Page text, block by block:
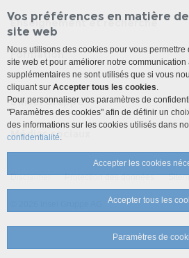
Enseignement et recherche
Formation
L'Insel Gruppe
Médias sociaux
Disclaimer Protection des données
Vos préférences en matière
site web
Nous utilisons des cookies pour vous
site web et pour améliorer notre
supplémentaires ne sont utilisés que si vous
cliquant sur Accepter tous les cookies.
Pour personnaliser vos paramètres de
"Paramètres des cookies" afin de définir un
des informations sur les cookies utilisés dans
confidentialité.
Accepter les cookies
Accepter tous les
Paramètres de